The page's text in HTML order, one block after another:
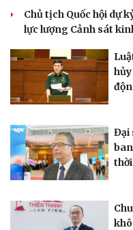
Chủ tịch Quốc hội dự
lực lượng Cảnh sát
Đại
thời